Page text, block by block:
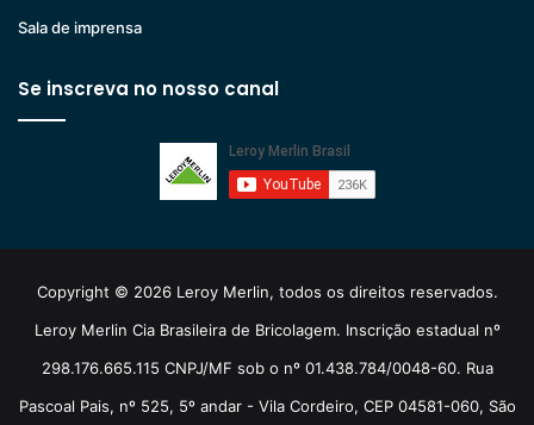
Sala de imprensa
Se inscreva no nosso canal
Copyright © 2026 Leroy Merlin, todos os direitos reservados.
Leroy Merlin Cia Brasileira de Bricolagem. Inscrição estadual nº
298.176.665.115 CNPJ/MF sob o nº 01.438.784/0048-60. Rua
Pascoal Pais, nº 525, 5º andar - Vila Cordeiro, CEP 04581-060, São